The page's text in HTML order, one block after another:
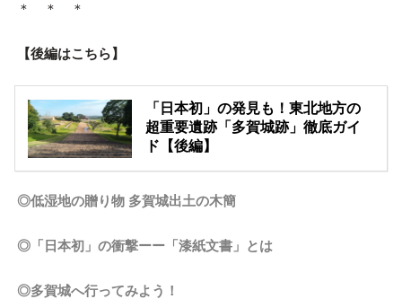
＊ ＊ ＊
【後編はこちら】
「日本初」の発見も！東北地方の
超重要遺跡「多賀城跡」徹底ガイ
ド【後編】
◎低湿地の贈り物 多賀城出土の木簡
◎「日本初」の衝撃ーー「漆紙文書」とは
◎多賀城へ行ってみよう！